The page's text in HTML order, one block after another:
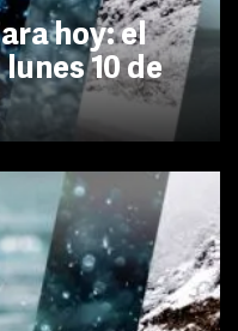
hoy: el
10 de